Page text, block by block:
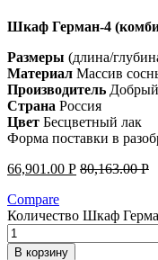
Шкаф Герман-4
Размеры (длина/
Материал Массив
Производитель
Страна Россия
Цвет Бесцветный лак
Форма поставки в
66,901.00 Р 80,163.00Р
Compare
Количество Шкаф
В корзину